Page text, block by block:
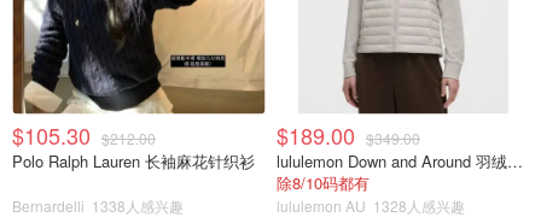
$105.30 $212.00
Polo Ralph Lauren 长袖麻花针织衫
Bernardelli 1338人感兴趣
$189.00 $349.00
lululemon Down and Around 羽绒夹克
除8/10码都有
lululemon AU 1328人感兴趣